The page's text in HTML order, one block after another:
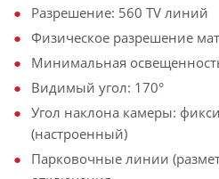
Разрешение: 560 TV линий
Физическое разрешение
Минимальная
Видимый угол: 170°
Угол наклона камеры:
(настроенный)
Парковочные линии